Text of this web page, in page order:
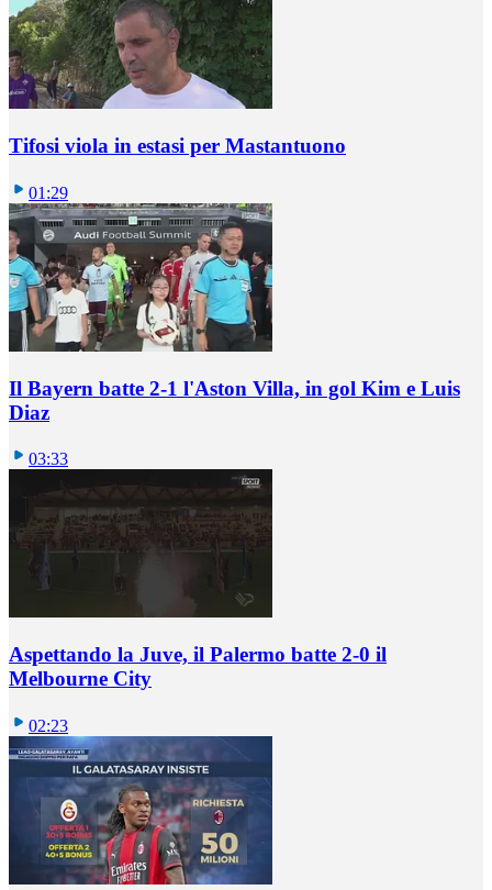
Tifosi viola in estasi per Mastantuono
01:29
Il Bayern batte 2-1 l'Aston Villa, in gol Kim e Luis
Diaz
03:33
Aspettando la Juve, il Palermo batte 2-0 il
Melbourne City
02:23